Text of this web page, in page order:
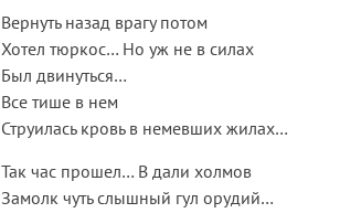
Вернуть назад врагу потом
Хотел тюркос… Но уж не в силах
Был двинуться…
Все тише в нем
Струилась кровь в немевших жилах…
Так час прошел… В дали холмов
Замолк чуть слышный гул орудий…